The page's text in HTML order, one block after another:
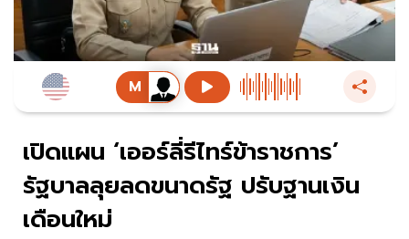
เปิดแผน ‘เออร์ลี่รีไทร์ข้าราชการ’
รัฐบาลลุยลดขนาดรัฐ ปรับฐานเงิน
เดือนใหม่